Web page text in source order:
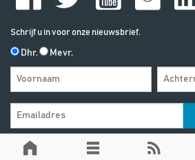
Schrijf u in voor onze nieuwsbrief.
Dhr. Mevr.
Algemene Voorwaarden| | Alle vermelde prijzen